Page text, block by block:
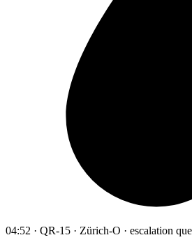
04:52 · QR-15 · Zürich-O · escalation